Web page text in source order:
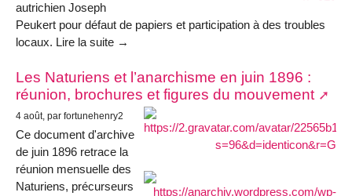
autrichien Joseph
Peukert pour défaut de papiers et participation à des troubles
locaux. Lire la suite →
Les Naturiens et l’anarchisme en juin 1896 :
réunion, brochures et figures du mouvement
4 août, par fortunehenry2
Ce document d'archive
de juin 1896 retrace la
réunion mensuelle des
Naturiens, précurseurs